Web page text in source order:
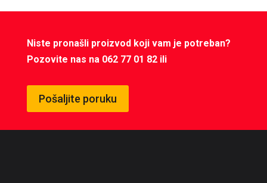
Niste pronašli proizvod koji vam je potreban?
Pozovite nas na 062 77 01 82 ili
Pošaljite poruku